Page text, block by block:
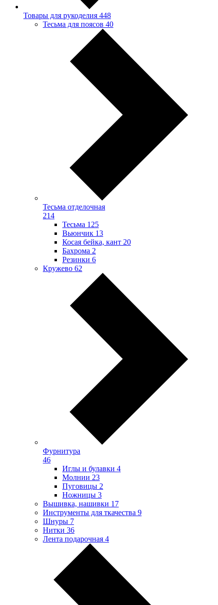
Товары для рукоделия 448
Тесьма для поясов 40
Тесьма отделочная
214
Тесьма 125
Вьюнчик 13
Косая бейка, кант 20
Бахрома 2
Резинки 6
Кружево 62
Фурнитура
46
Иглы и булавки 4
Молнии 23
Пуговицы 2
Ножницы 3
Вышивка, нашивки 17
Инструменты для ткачества 9
Шнуры 7
Нитки 36
Лента подарочная 4